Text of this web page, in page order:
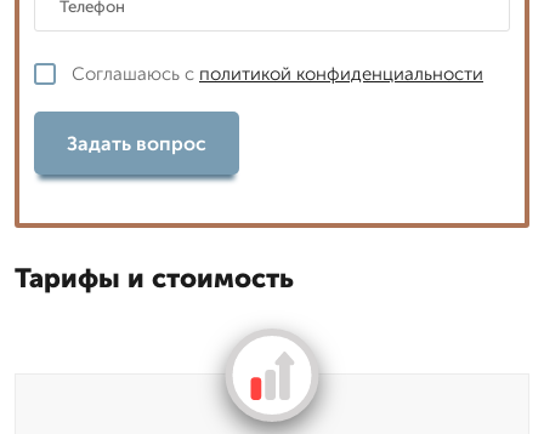
Соглашаюсь с политикой конфиденциальности
Задать вопрос
Тарифы и стоимость